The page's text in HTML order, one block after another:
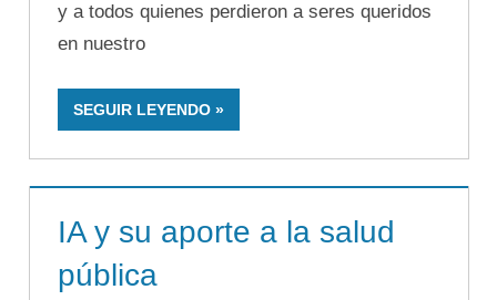
y a todos quienes perdieron a seres queridos
en nuestro
SEGUIR LEYENDO
IA y su aporte a la salud
pública